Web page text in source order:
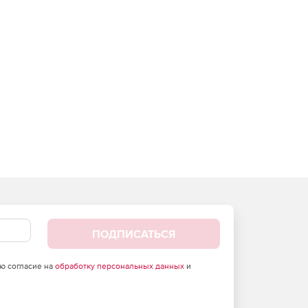
ПОДПИСАТЬСЯ
согласие на обработку персональных данныхи